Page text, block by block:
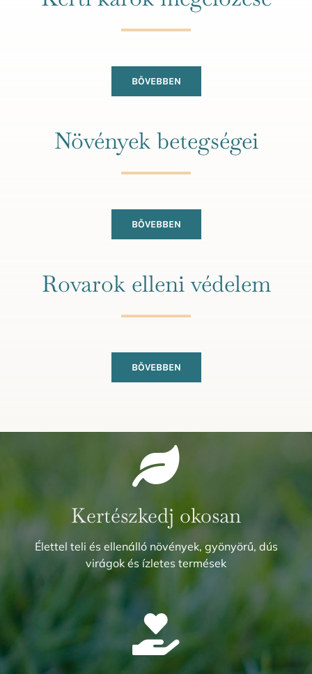
BŐVEBBEN
Növények betegségei
BŐVEBBEN
Rovarok elleni védelem
BŐVEBBEN
Kertészkedj okosan
Élettel teli és ellenálló növények, gyönyörű, dús
virágok és ízletes termések